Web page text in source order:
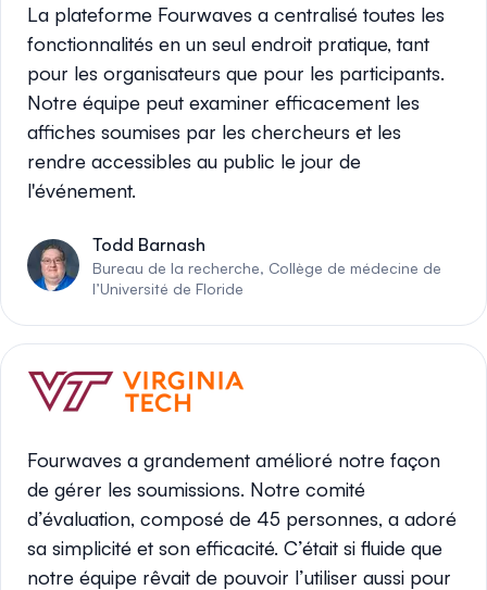
La plateforme Fourwaves a centralisé toutes les
fonctionnalités en un seul endroit pratique, tant
pour les organisateurs que pour les participants.
Notre équipe peut examiner efficacement les
affiches soumises par les chercheurs et les
rendre accessibles au public le jour de
l'événement.
Todd Barnash
Bureau de la recherche, Collège de médecine de
l’Université de Floride
Fourwaves a grandement amélioré notre façon
de gérer les soumissions. Notre comité
d’évaluation, composé de 45 personnes, a adoré
sa simplicité et son efficacité. C’était si fluide que
notre équipe rêvait de pouvoir l’utiliser aussi pour